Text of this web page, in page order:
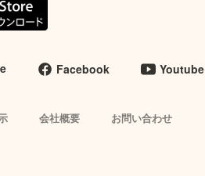
Facebook Youtube
会社概要 お問い合わせ